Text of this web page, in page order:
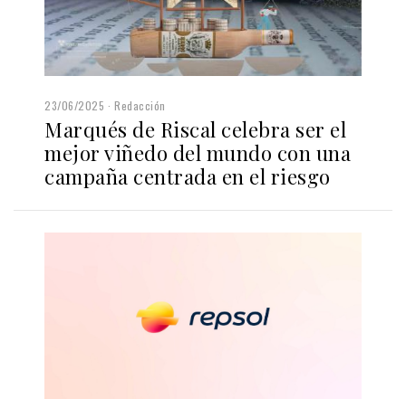
23/06/2025 Redacción
Marqués de Riscal celebra ser el
mejor viñedo del mundo con una
campaña centrada en el riesgo